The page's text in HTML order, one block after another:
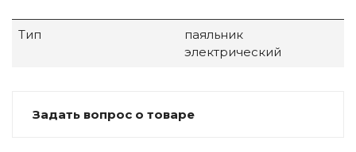
Тип
паяльник
электрический
Задать вопрос о товаре